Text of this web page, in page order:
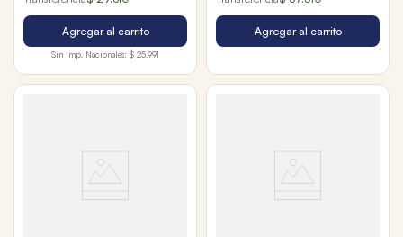
Agregar al carrito
Sin Imp. Nacionales: $ 25.991
Agregar al carrito